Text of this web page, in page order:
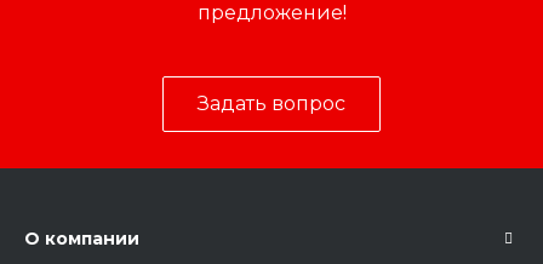
предложение!
Задать вопрос
О компании